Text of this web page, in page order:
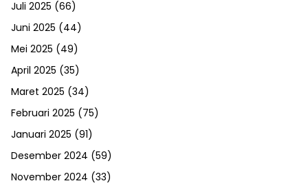
Juli 2025 (66)
Juni 2025 (44)
Mei 2025 (49)
April 2025 (35)
Maret 2025 (34)
Februari 2025 (75)
Januari 2025 (91)
Desember 2024 (59)
November 2024 (33)